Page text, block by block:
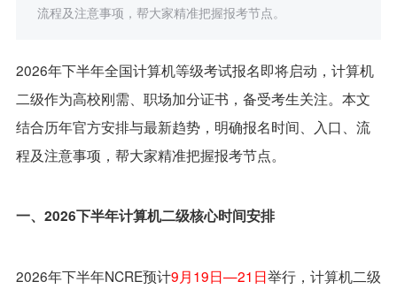
流程及注意事项，帮大家精准把握报考节点。
2026年下半年全国计算机等级考试报名即将启动，计算机
二级作为高校刚需、职场加分证书，备受考生关注。本文
结合历年官方安排与最新趋势，明确报名时间、入口、流
程及注意事项，帮大家精准把握报考节点。
一、2026下半年计算机二级核心时间安排
2026年下半年NCRE预计9月19日—21日举行，计算机二级